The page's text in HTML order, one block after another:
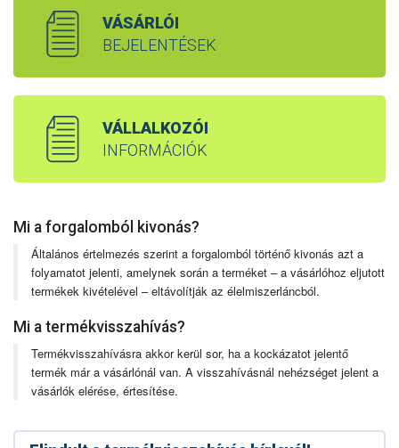
VÁSÁRLÓI
BEJELENTÉSEK
VÁLLALKOZÓI
INFORMÁCIÓK
Mi a forgalomból kivonás?
Általános értelmezés szerint a forgalomból történő kivonás azt a
folyamatot jelenti, amelynek során a terméket – a vásárlóhoz eljutott
termékek kivételével – eltávolítják az élelmiszerláncból.
Mi a termékvisszahívás?
Termékvisszahívásra akkor kerül sor, ha a kockázatot jelentő
termék már a vásárlónál van. A visszahívásnál nehézséget jelent a
vásárlók elérése, értesítése.